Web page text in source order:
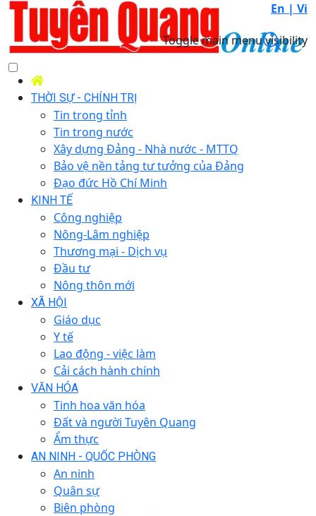
En | Vi
Toggle main menu visibility
THỜI SỰ - CHÍNH TRỊ
Tin trong tỉnh
Tin trong nước
Xây dựng Đảng - Nhà nước - MTTQ
Bảo vệ nền tảng tư tưởng của Đảng
Đạo đức Hồ Chí Minh
KINH TẾ
Công nghiệp
Nông-Lâm nghiệp
Thương mại - Dịch vụ
Đầu tư
Nông thôn mới
XÃ HỘI
Giáo dục
Y tế
Lao động - việc làm
Cải cách hành chính
VĂN HÓA
Tinh hoa văn hóa
Đất và người Tuyên Quang
Ẩm thực
AN NINH - QUỐC PHÒNG
An ninh
Quân sự
Biên phòng